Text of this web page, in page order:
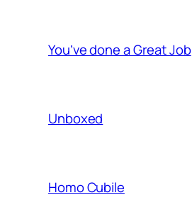
You’ve done a Great Job
Unboxed
Homo Cubile